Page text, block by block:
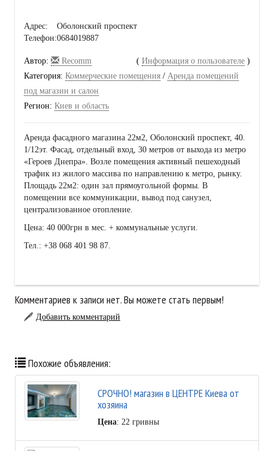
Адрес:
Оболонский проспект
Телефон:0684019887
Автор: Recomm ( Информация о пользователе )
Категория: Коммерческие помещения / Аренда помещений
под магазин и салон
Регион: Киев и область
Аренда фасадного магазина 22м2, Оболонский проспект, 40.
1/12эт. Фасад, отдельный вход, 30 метров от выхода из метро
«Героев Днепра». Возле помещения активный пешеходный
трафик из жилого массива по направлению к метро, рынку.
Площадь 22м2: один зал прямоугольной формы. В
помещении все коммуникации, вывод под санузел,
централизованное отопление.
Цена: 40 000грн в мес. + коммунальные услуги.
Тел.: +38 068 401 98 87.
Комментариев к записи нет. Вы можете стать первым!
Добавить комментарий
Похожие объявления:
СРОЧНО! магазин в ЦЕНТРЕ Киева от
хозяина
Цена: 22 гривны